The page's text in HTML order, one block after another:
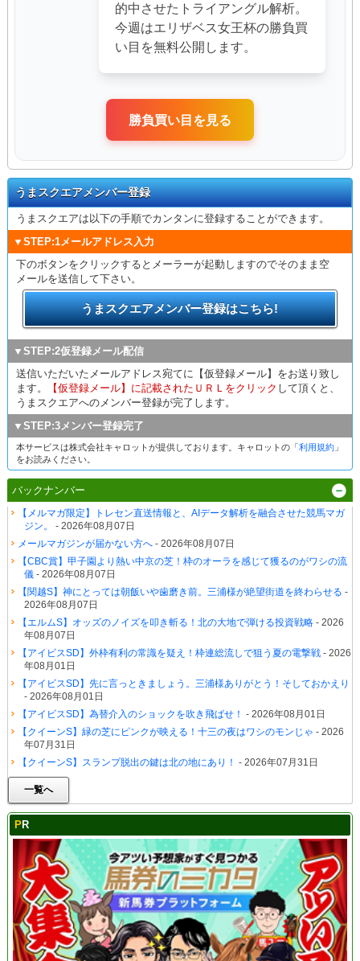
的中させたトライアングル解析。
今週はエリザベス女王杯の勝負買
い目を無料公開します。
勝負買い目を見る
うまスクエアメンバー登録
うまスクエアは以下の手順でカンタンに登録することができます。
▼STEP:1メールアドレス入力
下のボタンをクリックするとメーラーが起動しますのでそのまま空
メールを送信して下さい。
うまスクエアメンバー登録はこちら!
▼STEP:2仮登録メール配信
送信いただいたメールアドレス宛てに【仮登録メール】をお送り致し
ます。
【仮登録メール】に記載されたＵＲＬをクリック して頂くと、
うまスクエアへのメンバー登録が完了します。
▼STEP:3メンバー登録完了
本サービスは株式会社キャロットが提供しております。キャロットの「利用規約」
をお読みください。
バックナンバー
【メルマガ限定】トレセン直送情報と、AIデータ解析を融合させた競馬マガ
ジン。
- 2026年08月07日
メールマガジンが届かない方へ- 2026年08月07日
【CBC賞】甲子園より熱い中京の芝！枠のオーラを感じて獲るのがワシの流
儀- 2026年08月07日
【関越S】神にとっては朝飯いや歯磨き前。三浦様が絶望街道を終わらせる -
2026年08月07日
【エルムS】オッズのノイズを叩き斬る！北の大地で弾ける投資戦略- 2026
年08月07日
【アイビスSD】外枠有利の常識を疑え！枠連総流しで狙う夏の電撃戦- 2026
年08月01日
【アイビスSD】先に言っときましょう。三浦様ありがとう！そしておかえり
- 2026年08月01日
【アイビスSD】為替介入のショックを吹き飛ばせ！ - 2026年08月01日
【クイーンS】緑の芝にピンクが映える！十三の夜はワシのモンじゃ - 2026
年07月31日
【クイーンS】スランプ脱出の鍵は北の地にあり！ - 2026年07月31日
一覧へ
PR